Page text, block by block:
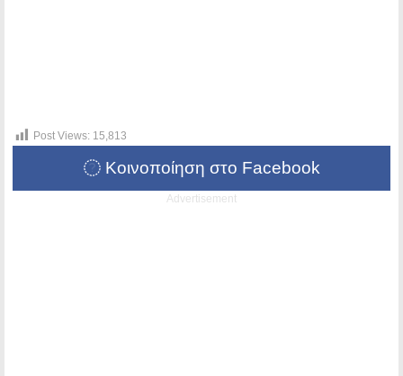
Post Views: 15,813
Κοινοποίηση στο Facebook
Advertisement